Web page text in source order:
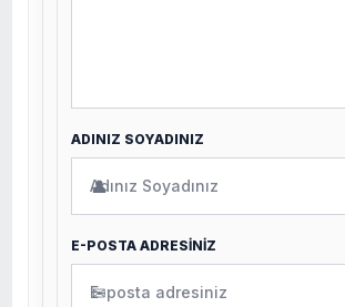
ADINIZ SOYADINIZ
👤
E-POSTA ADRESİNİZ
✉